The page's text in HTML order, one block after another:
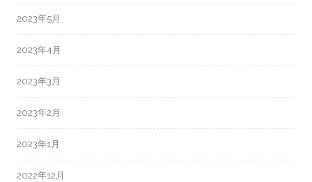
2023年5月
2023年4月
2023年3月
2023年2月
2023年1月
2022年12月